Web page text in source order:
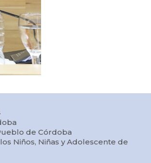
de Córdoba
Niños, Niñas y Adolescente de